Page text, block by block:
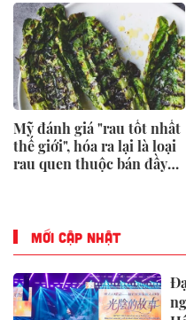
Mỹ đánh giá "rau tốt nhất
thế giới", hóa ra lại là loại
rau quen thuộc bán đầy
MỚI CẬP NHẬT